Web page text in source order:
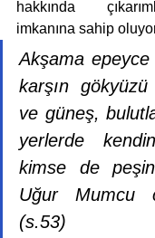
hakkında
imkanına sahip
Akşama
karşın
ve güneş,
yerlerde
kimse de
Uğur Mumcu
(s.53)